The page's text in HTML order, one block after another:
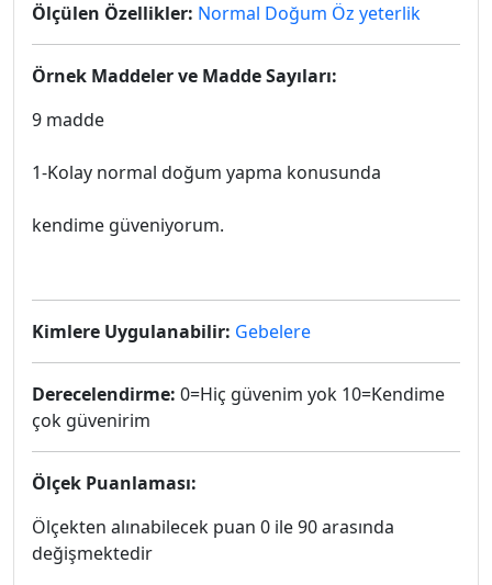
Ölçülen Özellikler: Normal Doğum Öz yeterlik
Örnek Maddeler ve Madde Sayıları:
9 madde
1-Kolay normal doğum yapma konusunda
kendime güveniyorum.
Kimlere Uygulanabilir: Gebelere
Derecelendirme: 0=Hiç güvenim yok 10=Kendime
çok güvenirim
Ölçek Puanlaması:
Ölçekten alınabilecek puan 0 ile 90 arasında
değişmektedir